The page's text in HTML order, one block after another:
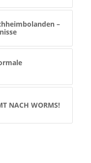
–
NACH WORMS!